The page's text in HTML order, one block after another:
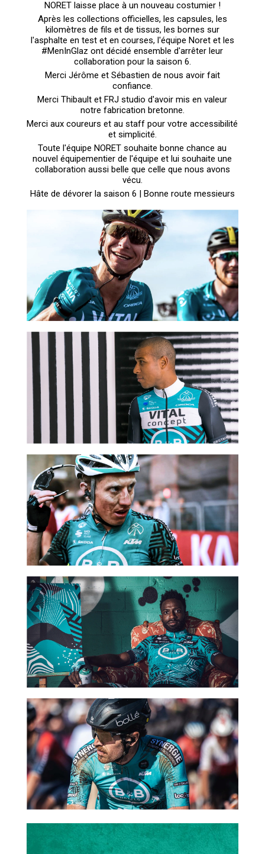
NORET laisse place à un nouveau costumier !
Après les collections officielles, les capsules, les
kilomètres de fils et de tissus, les bornes sur
l'asphalte en test et en courses, l'équipe Noret et les
#MenInGlaz ont décidé ensemble d'arrêter leur
collaboration pour la saison 6.
Merci Jérôme et Sébastien de nous avoir fait
confiance.
Merci Thibault et FRJ studio d'avoir mis en valeur
notre fabrication bretonne.
Merci aux coureurs et au staff pour votre accessibilité
et simplicité.
Toute l'équipe NORET souhaite bonne chance au
nouvel équipementier de l'équipe et lui souhaite une
collaboration aussi belle que celle que nous avons
vécu.
Hâte de dévorer la saison 6 | Bonne route messieurs